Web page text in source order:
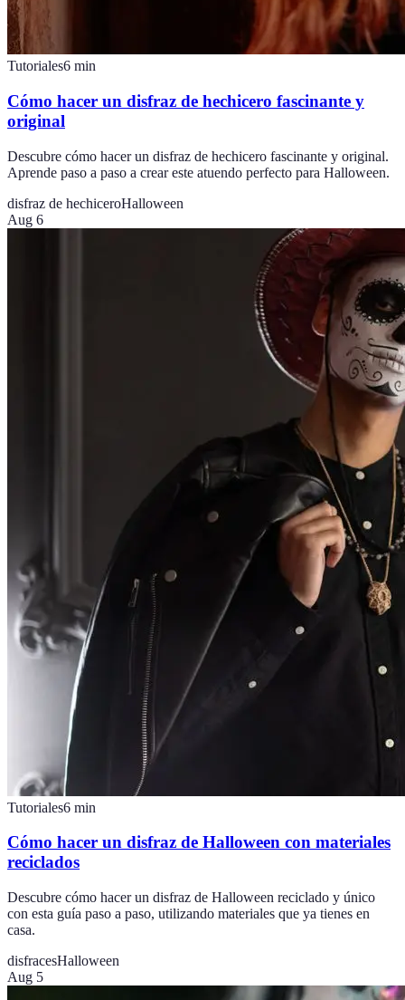
Tutoriales6 min
Cómo hacer un disfraz de hechicero fascinante y
original
Descubre cómo hacer un disfraz de hechicero fascinante y original.
Aprende paso a paso a crear este atuendo perfecto para Halloween.
disfraz de hechiceroHalloween
Aug 6
Tutoriales6 min
Cómo hacer un disfraz de Halloween con materiales
reciclados
Descubre cómo hacer un disfraz de Halloween reciclado y único
con esta guía paso a paso, utilizando materiales que ya tienes en
casa.
disfracesHalloween
Aug 5